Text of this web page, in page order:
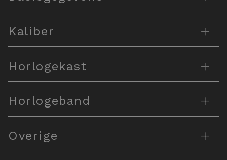
Kaliber +
Horlogekast +
Horlogeband +
Overige +